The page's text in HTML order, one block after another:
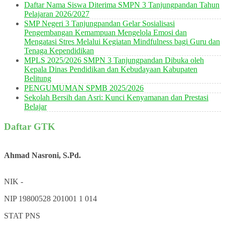
Daftar Nama Siswa Diterima SMPN 3 Tanjungpandan Tahun
Pelajaran 2026/2027
SMP Negeri 3 Tanjungpandan Gelar Sosialisasi
Pengembangan Kemampuan Mengelola Emosi dan
Mengatasi Stres Melalui Kegiatan Mindfulness bagi Guru dan
Tenaga Kependidikan
MPLS 2025/2026 SMPN 3 Tanjungpandan Dibuka oleh
Kepala Dinas Pendidikan dan Kebudayaan Kabupaten
Belitung
PENGUMUMAN SPMB 2025/2026
Sekolah Bersih dan Asri: Kunci Kenyamanan dan Prestasi
Belajar
Daftar GTK
Ahmad Nasroni, S.Pd.
NIK -
NIP 19800528 201001 1 014
STAT PNS